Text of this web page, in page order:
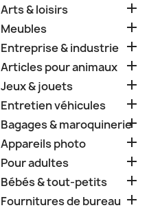
Arts & loisirs 
Meubles 
Entreprise & industrie 
Articles pour animaux 
Jeux & jouets 
Entretien véhicules 
Bagages & maroquinerie

Appareils photo 
Pour adultes 
Bébés & tout-petits 
Fournitures de bureau 